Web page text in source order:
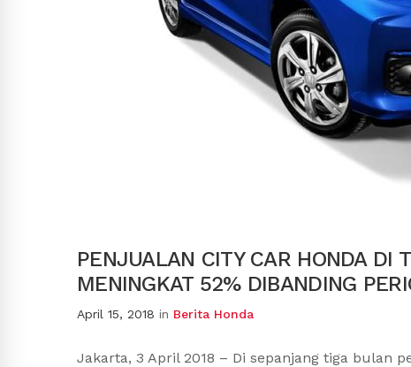
PENJUALAN CITY CAR HONDA DI
MENINGKAT 52% DIBANDING
April 15, 2018 in Berita Honda
Jakarta, 3 April 2018 – Di sepanjang tiga bulan